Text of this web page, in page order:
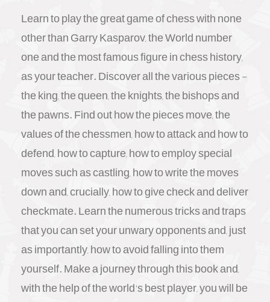
Learn to play the great game of chess with none
other than Garry Kasparov, the World number
one and the most famous figure in chess history,
as your teacher. Discover all the various pieces -
the king, the queen, the knights, the bishops and
the pawns. Find out how the pieces move, the
values of the chessmen, how to attack and how to
defend, how to capture, how to employ special
moves such as castling, how to write the moves
down and, crucially, how to give check and deliver
checkmate. Learn the numerous tricks and traps
that you can set your unwary opponents and, just
as importantly, how to avoid falling into them
yourself. Make a journey through this book and,
with the help of the world's best player, you will be